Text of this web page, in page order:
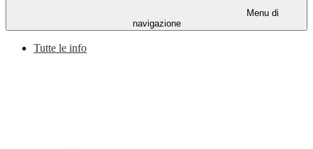
Menu di
navigazione
Tutte le info